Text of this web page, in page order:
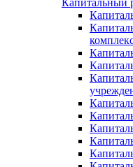
Капитальный